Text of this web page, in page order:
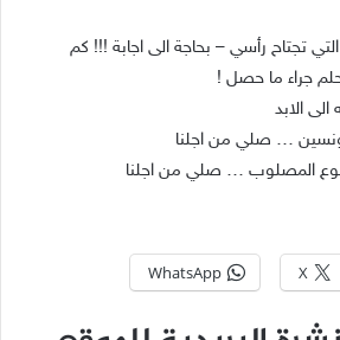
تجتاح رأسي – بحاجة الى اجابة !!! كم
جراء ما حصل !
الابد
… صلي من اجلنا
المصلوب … صلي من اجلنا
X
WhatsApp